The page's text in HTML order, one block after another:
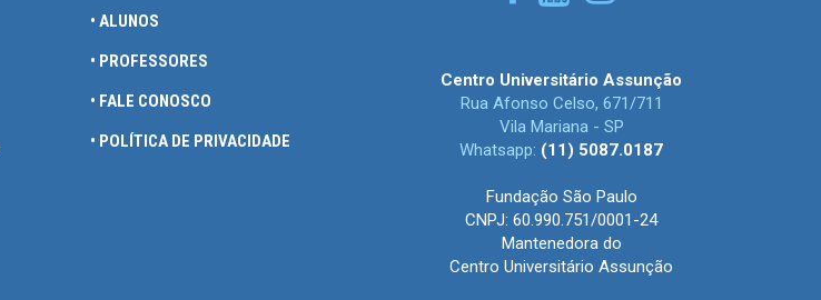
• ALUNOS
• PROFESSORES
• FALE CONOSCO
• POLÍTICA DE PRIVACIDADE
Centro Universitário Assunção
Rua Afonso Celso, 671/711
Vila Mariana - SP
Whatsapp: (11) 5087.0187
Fundação São Paulo
CNPJ: 60.990.751/0001-24
Mantenedora do
Centro Universitário Assunção